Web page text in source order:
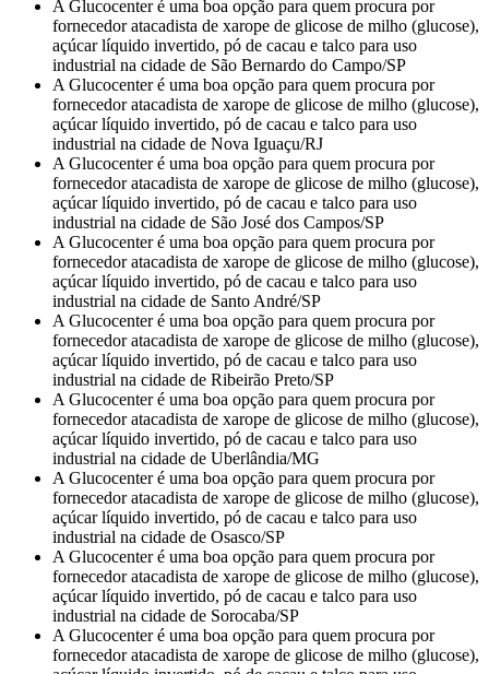
A Glucocenter é uma boa opção para quem procura por
fornecedor atacadista de xarope de glicose de milho (glucose),
açúcar líquido invertido, pó de cacau e talco para uso
industrial na cidade de São Bernardo do Campo/SP
A Glucocenter é uma boa opção para quem procura por
fornecedor atacadista de xarope de glicose de milho (glucose),
açúcar líquido invertido, pó de cacau e talco para uso
industrial na cidade de Nova Iguaçu/RJ
A Glucocenter é uma boa opção para quem procura por
fornecedor atacadista de xarope de glicose de milho (glucose),
açúcar líquido invertido, pó de cacau e talco para uso
industrial na cidade de São José dos Campos/SP
A Glucocenter é uma boa opção para quem procura por
fornecedor atacadista de xarope de glicose de milho (glucose),
açúcar líquido invertido, pó de cacau e talco para uso
industrial na cidade de Santo André/SP
A Glucocenter é uma boa opção para quem procura por
fornecedor atacadista de xarope de glicose de milho (glucose),
açúcar líquido invertido, pó de cacau e talco para uso
industrial na cidade de Ribeirão Preto/SP
A Glucocenter é uma boa opção para quem procura por
fornecedor atacadista de xarope de glicose de milho (glucose),
açúcar líquido invertido, pó de cacau e talco para uso
industrial na cidade de Uberlândia/MG
A Glucocenter é uma boa opção para quem procura por
fornecedor atacadista de xarope de glicose de milho (glucose),
açúcar líquido invertido, pó de cacau e talco para uso
industrial na cidade de Osasco/SP
A Glucocenter é uma boa opção para quem procura por
fornecedor atacadista de xarope de glicose de milho (glucose),
açúcar líquido invertido, pó de cacau e talco para uso
industrial na cidade de Sorocaba/SP
A Glucocenter é uma boa opção para quem procura por
fornecedor atacadista de xarope de glicose de milho (glucose),